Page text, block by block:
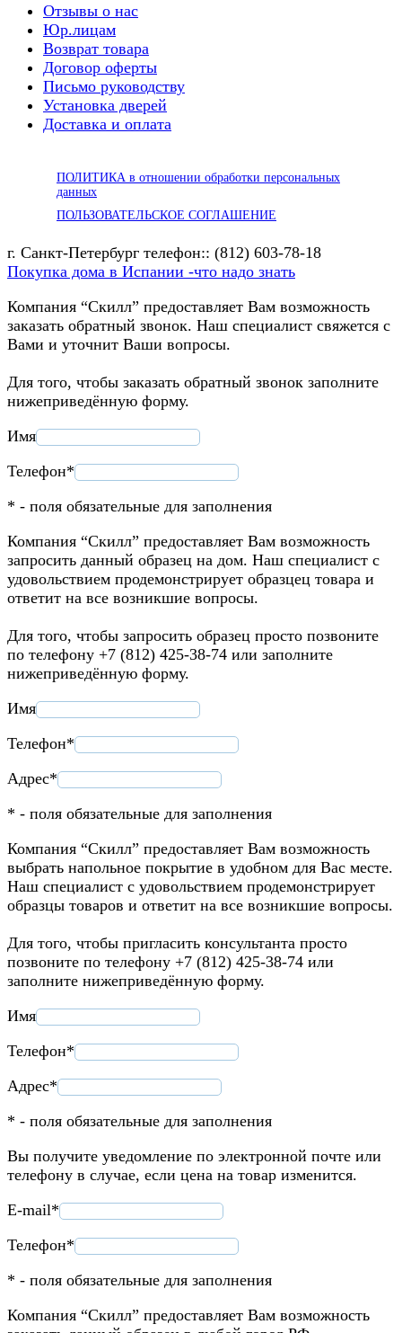
Отзывы о нас
Юр.лицам
Возврат товара
Договор оферты
Письмо руководству
Установка дверей
Доставка и оплата
ПОЛИТИКА в отношении обработки персональных
данных
ПОЛЬЗОВАТЕЛЬСКОЕ СОГЛАШЕНИЕ
г. Санкт-Петербург телефон:: (812) 603-78-18
Покупка дома в Испании -что надо знать
Компания “Скилл” предоставляет Вам возможность
заказать обратный звонок. Наш специалист свяжется с
Вами и уточнит Ваши вопросы.
Для того, чтобы заказать обратный звонок заполните
нижеприведённую форму.
Имя
Телефон*
* - поля обязательные для заполнения
Компания “Скилл” предоставляет Вам возможность
запросить данный образец на дом. Наш специалист с
удовольствием продемонстрирует образцец товара и
ответит на все возникшие вопросы.
Для того, чтобы запросить образец просто позвоните
по телефону +7 (812) 425-38-74 или заполните
нижеприведённую форму.
Имя
Телефон*
Адрес*
* - поля обязательные для заполнения
Компания “Скилл” предоставляет Вам возможность
выбрать напольное покрытие в удобном для Вас месте.
Наш специалист с удовольствием продемонстрирует
образцы товаров и ответит на все возникшие вопросы.
Для того, чтобы пригласить консультанта просто
позвоните по телефону +7 (812) 425-38-74 или
заполните нижеприведённую форму.
Имя
Телефон*
Адрес*
* - поля обязательные для заполнения
Вы получите уведомление по электронной почте или
телефону в случае, если цена на товар изменится.
E-mail*
Телефон*
* - поля обязательные для заполнения
Компания “Скилл” предоставляет Вам возможность